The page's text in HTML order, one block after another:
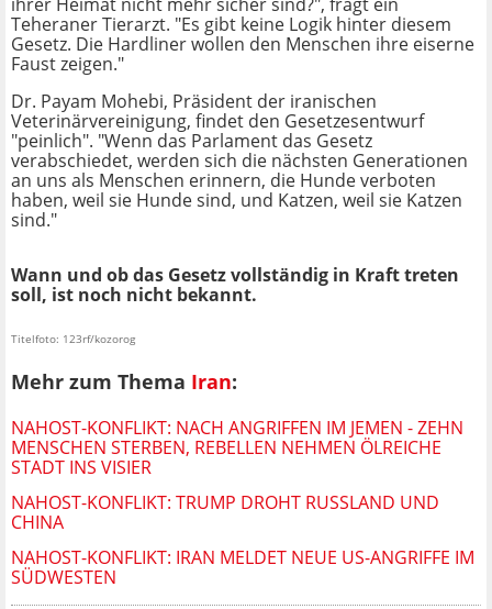
Teheraner Tierarzt. "Es gibt keine Logik hinter diesem
Gesetz. Die Hardliner wollen den Menschen ihre eiserne
Faust zeigen."
Dr. Payam Mohebi, Präsident der iranischen
Veterinärvereinigung, findet den Gesetzesentwurf
"peinlich". "Wenn das Parlament das Gesetz
verabschiedet, werden sich die nächsten Generationen
an uns als Menschen erinnern, die Hunde verboten
haben, weil sie Hunde sind, und Katzen, weil sie Katzen
sind."
Wann und ob das Gesetz vollständig in Kraft treten
soll, ist noch nicht bekannt.
Titelfoto: 123rf/kozorog
Mehr zum Thema Iran:
NAHOST-KONFLIKT: NACH ANGRIFFEN IM JEMEN - ZEHN
MENSCHEN STERBEN, REBELLEN NEHMEN ÖLREICHE
STADT INS VISIER
NAHOST-KONFLIKT: TRUMP DROHT RUSSLAND UND
CHINA
NAHOST-KONFLIKT: IRAN MELDET NEUE US-ANGRIFFE IM
SÜDWESTEN